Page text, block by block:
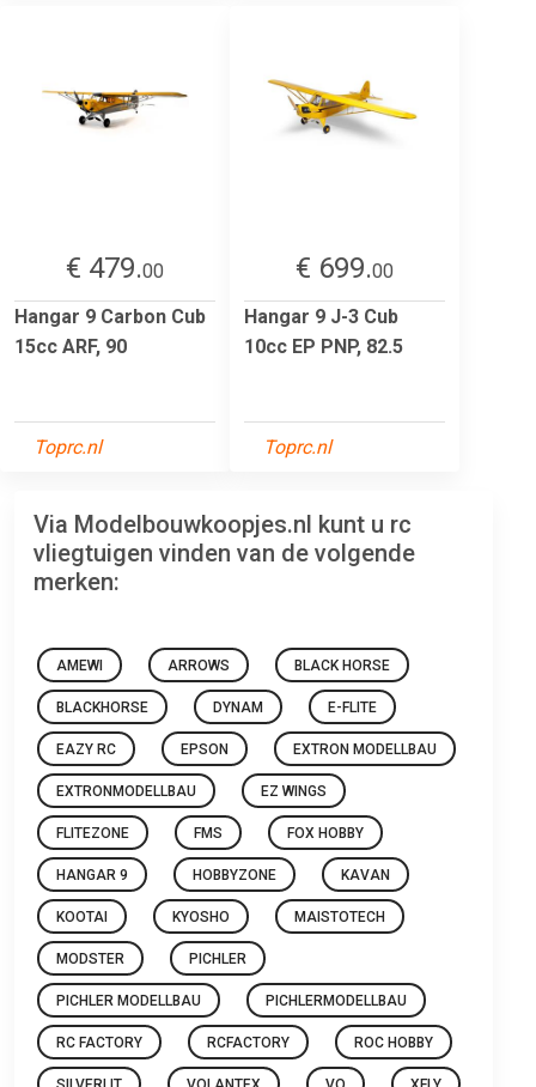
€ 479.00
Hangar 9 Carbon Cub
15cc ARF, 90
Toprc.nl
€ 699.00
Hangar 9 J-3 Cub
10cc EP PNP, 82.5
Toprc.nl
Via Modelbouwkoopjes.nl kunt u rc
vliegtuigen vinden van de volgende
merken:
AMEWI ARROWS BLACK HORSE
BLACKHORSE DYNAM E-FLITE
EAZY RC EPSON EXTRON MODELLBAU
EXTRONMODELLBAU EZ WINGS
FLITEZONE FMS FOX HOBBY
HANGAR 9 HOBBYZONE KAVAN
KOOTAI KYOSHO MAISTOTECH
MODSTER PICHLER
PICHLER MODELLBAU PICHLERMODELLBAU
RC FACTORY RCFACTORY ROC HOBBY